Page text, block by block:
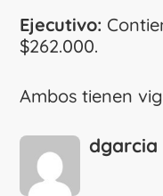
Ejecutivo:
$262.000.
Ambos tienen
dgarcia